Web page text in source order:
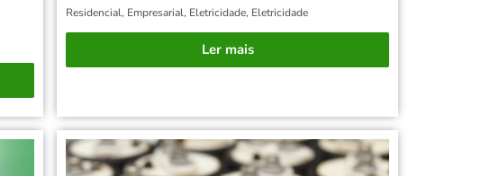
Residencial, Empresarial, Eletricidade, Eletricidade
Ler mais